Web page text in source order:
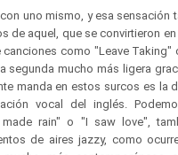
uno mismo, y esa sensación
de aquel, que se convirtieron
como "Leave Taking"
mucho más ligera
manda en estos surcos es la
vocal del inglés.
rain" o "I saw love",
de aires jazzy, como